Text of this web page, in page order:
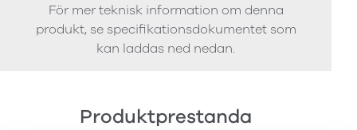
För mer teknisk information om denna
produkt, se specifikationsdokumentet som
kan laddas ned nedan.
Produktprestanda